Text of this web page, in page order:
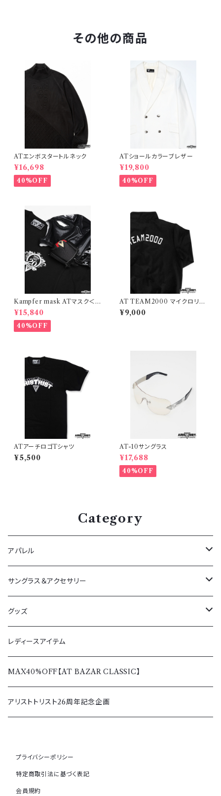
その他の商品
ATエンボスタートルネック
¥16,698
40%OFF
ATショールカラーブレザー
¥19,800
40%OFF
Kampfer mask ATマスク＜D
タイプ＞＋20周年Tシャツセット
（マスクミニポーチ付き）
¥15,840
40%OFF
AT TEAM2000 マイクロリッ
プストップ ライトジャケット
¥9,000
ATアーチロゴTシャツ
¥5,500
AT-10サングラス
¥17,688
40%OFF
Category
アパレル
アウター
春夏
秋冬
ボトムス
春夏
秋冬
トップス
春夏
秋冬
レディース
サングラス＆アクセサリー
サングラス
ペンダント＆リング
バッグ＆ウォレット
その他アクセサリー
グッズ
Tシャツ＆シャツ
パーカー＆トレーナー
アウター＆ボトムス
その他グッズ
レディースアイテム
MAX40%OFF【AT BAZAR CLASSIC】
アリストトリスト26周年記念企画
プライバシーポリシー
特定商取引法に基づく表記
会員規約